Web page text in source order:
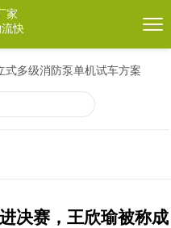
家
快
式多级消防泵单机试车方案
决赛，王欣瑜被称成